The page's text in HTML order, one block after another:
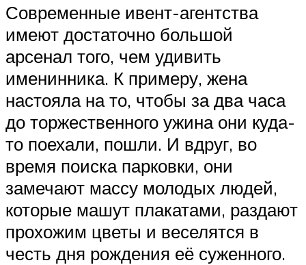
Современные ивент-агентства
имеют достаточно большой
арсенал того, чем удивить
именинника. К примеру, жена
настояла на то, чтобы за два часа
до торжественного ужина они куда-
то поехали, пошли. И вдруг, во
время поиска парковки, они
замечают массу молодых людей,
которые машут плакатами, раздают
прохожим цветы и веселятся в
честь дня рождения её суженного.